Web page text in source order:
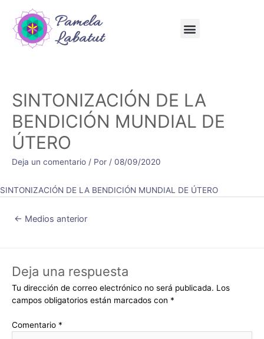
SINTONIZACIÓN DE LA
BENDICIÓN MUNDIAL DE
ÚTERO
Deja un comentario / Por / 08/09/2020
SINTONIZACIÓN DE LA BENDICIÓN MUNDIAL DE ÚTERO
← Medios anterior
Deja una respuesta
Tu dirección de correo electrónico no será publicada. Los
campos obligatorios están marcados con *
Comentario *